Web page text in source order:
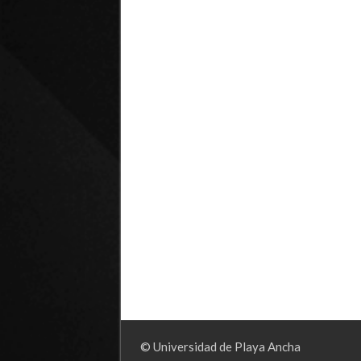
© Universidad de Playa Ancha